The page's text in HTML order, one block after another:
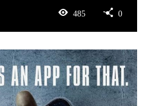
485 0